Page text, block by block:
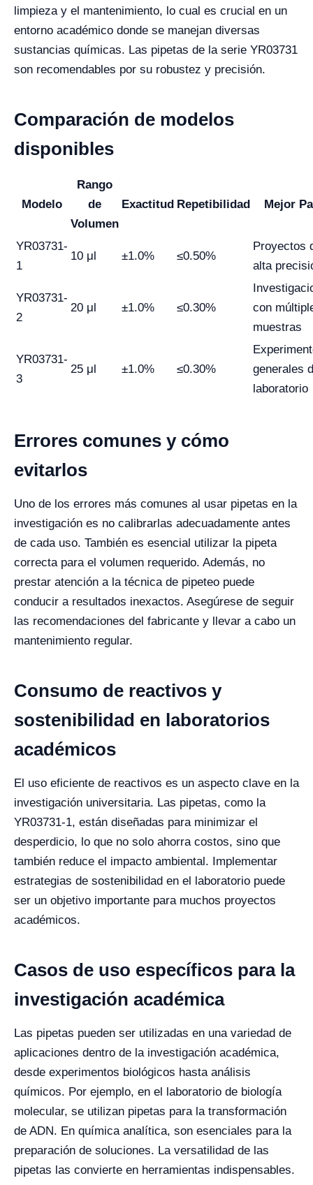
limpieza y el mantenimiento, lo cual es crucial en un
entorno académico donde se manejan diversas
sustancias químicas. Las pipetas de la serie YR03731
son recomendables por su robustez y precisión.
Comparación de modelos
disponibles
Modelo
Rango
de
Volumen
Exactitud Repetibilidad Mejor
YR03731-
1
10 μl ±1.0% ≤0.50%
Proyectos
alta
YR03731-
2
20 μl ±1.0% ≤0.30%
con
muestras
YR03731-
3
25 μl ±1.0% ≤0.30%
generales
laboratorio
Errores comunes y cómo
evitarlos
Uno de los errores más comunes al usar pipetas en la
investigación es no calibrarlas adecuadamente antes
de cada uso. También es esencial utilizar la pipeta
correcta para el volumen requerido. Además, no
prestar atención a la técnica de pipeteo puede
conducir a resultados inexactos. Asegúrese de seguir
las recomendaciones del fabricante y llevar a cabo un
mantenimiento regular.
Consumo de reactivos y
sostenibilidad en laboratorios
académicos
El uso eficiente de reactivos es un aspecto clave en la
investigación universitaria. Las pipetas, como la
YR03731-1, están diseñadas para minimizar el
desperdicio, lo que no solo ahorra costos, sino que
también reduce el impacto ambiental. Implementar
estrategias de sostenibilidad en el laboratorio puede
ser un objetivo importante para muchos proyectos
académicos.
Casos de uso específicos para la
investigación académica
Las pipetas pueden ser utilizadas en una variedad de
aplicaciones dentro de la investigación académica,
desde experimentos biológicos hasta análisis
químicos. Por ejemplo, en el laboratorio de biología
molecular, se utilizan pipetas para la transformación
de ADN. En química analítica, son esenciales para la
preparación de soluciones. La versatilidad de las
pipetas las convierte en herramientas indispensables.